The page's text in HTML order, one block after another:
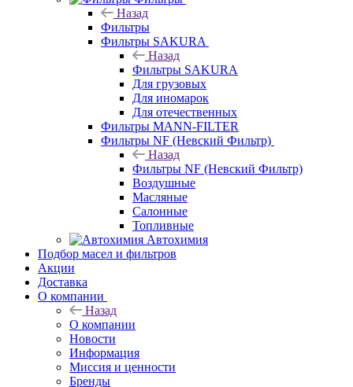
Назад
Фильтры
Фильтры SAKURA
Назад
Фильтры SAKURA
Для грузовых
Для иномарок
Для отечественных
Фильтры MANN-FILTER
Фильтры NF (Невский Фильтр)
Назад
Фильтры NF (Невский Фильтр)
Воздушные
Масляные
Салонные
Топливные
Автохимия
Подбор масел и фильтров
Акции
Доставка
О компании
Назад
О компании
Новости
Информация
Миссия и ценности
Бренды